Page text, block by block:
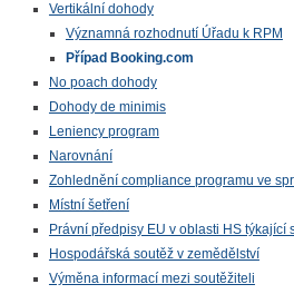
Vertikální dohody
Významná rozhodnutí Úřadu k RPM
Případ Booking.com
No poach dohody
Dohody de minimis
Leniency program
Narovnání
Zohlednění compliance programu ve
Místní šetření
Právní předpisy EU v oblasti HS týkající
Hospodářská soutěž v zemědělství
Výměna informací mezi soutěžiteli